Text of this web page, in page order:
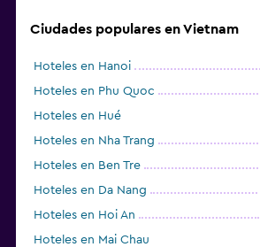
Ciudades populares en Vietnam
Hoteles en Hanoi
Hoteles en Phu Quoc
Hoteles en Hué
Hoteles en Nha Trang
Hoteles en Ben Tre
Hoteles en Da Nang
Hoteles en Hoi An
Hoteles en Mai Chau